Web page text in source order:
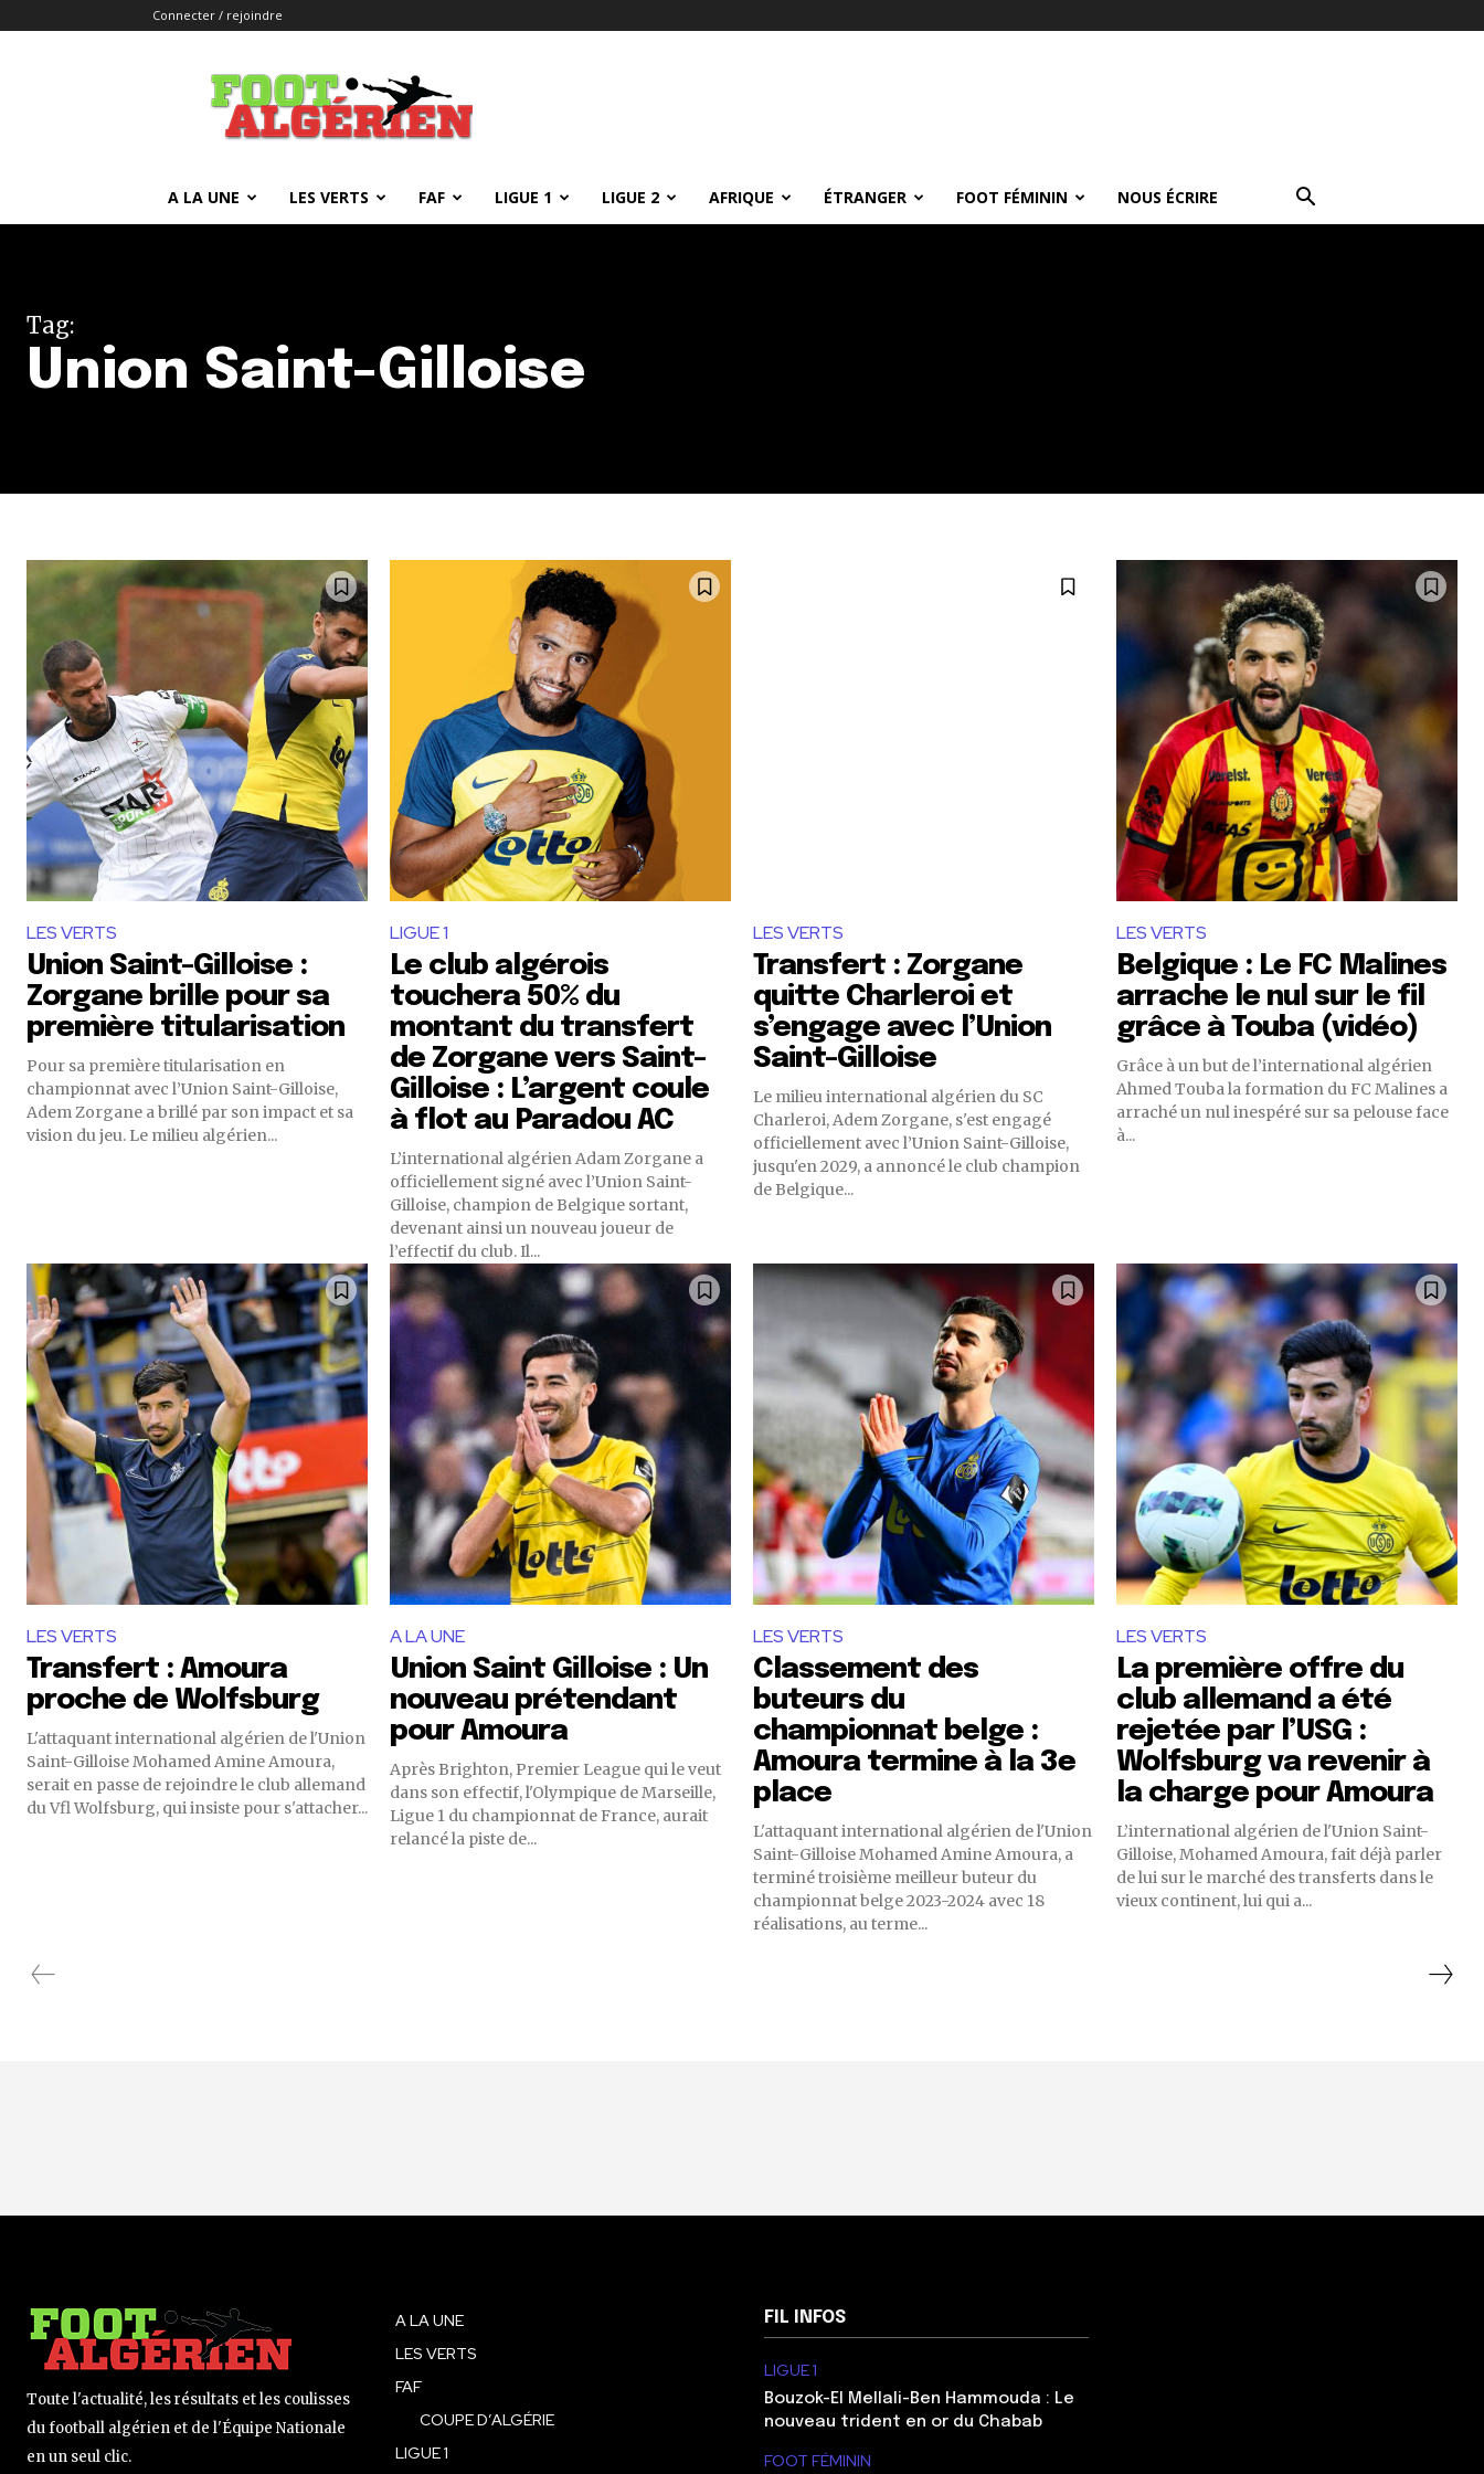
Connecter / rejoindre
FOOTALGERIEN
A LA UNE LES VERTS FAF LIGUE 1 LIGUE 2 AFRIQUE ÉTRANGER FOOT FÉMININ NOUS ÉCRIRE
Tag:
Union Saint-Gilloise
LES VERTS
Union Saint-Gilloise :
Zorgane brille pour sa
première titularisation
Pour sa première titularisation en
championnat avec l’Union Saint-Gilloise,
Adem Zorgane a brillé par son impact et sa
vision du jeu. Le milieu algérien...
LIGUE 1
Le club algérois
touchera 50% du
montant du transfert
de Zorgane vers Saint-
Gilloise : L’argent coule
à flot au Paradou AC
L’international algérien Adam Zorgane a
officiellement signé avec l’Union Saint-
Gilloise, champion de Belgique sortant,
devenant ainsi un nouveau joueur de
l’effectif du club. Il...
LES VERTS
Transfert : Zorgane
quitte Charleroi et
s’engage avec l’Union
Saint-Gilloise
Le milieu international algérien du SC
Charleroi, Adem Zorgane, s'est engagé
officiellement avec l’Union Saint-Gilloise,
jusqu'en 2029, a annoncé le club champion
de Belgique...
LES VERTS
Belgique : Le FC Malines
arrache le nul sur le fil
grâce à Touba (vidéo)
Grâce à un but de l’international algérien
Ahmed Touba la formation du FC Malines a
arraché un nul inespéré sur sa pelouse face
à...
LES VERTS
Transfert : Amoura
proche de Wolfsburg
L'attaquant international algérien de l'Union
Saint-Gilloise Mohamed Amine Amoura,
serait en passe de rejoindre le club allemand
du Vfl Wolfsburg, qui insiste pour s'attacher...
A LA UNE
Union Saint Gilloise : Un
nouveau prétendant
pour Amoura
Après Brighton, Premier League qui le veut
dans son effectif, l'Olympique de Marseille,
Ligue 1 du championnat de France, aurait
relancé la piste de...
LES VERTS
Classement des
buteurs du
championnat belge :
Amoura termine à la 3e
place
L'attaquant international algérien de l'Union
Saint-Gilloise Mohamed Amine Amoura, a
terminé troisième meilleur buteur du
championnat belge 2023-2024 avec 18
réalisations, au terme...
LES VERTS
La première offre du
club allemand a été
rejetée par l’USG :
Wolfsburg va revenir à
la charge pour Amoura
L’international algérien de l'Union Saint-
Gilloise, Mohamed Amoura, fait déjà parler
de lui sur le marché des transferts dans le
vieux continent, lui qui a...
Toute l'actualité, les résultats et les coulisses
du football algérien et de l'Équipe Nationale
en un seul clic.
A LA UNE
LES VERTS
FAF
COUPE D’ALGÉRIE
LIGUE 1
FIL INFOS
LIGUE 1
Bouzok-El Mellali-Ben Hammouda : Le
nouveau trident en or du Chabab
FOOT FÉMININ